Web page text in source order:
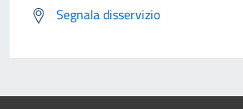
Segnala disservizio